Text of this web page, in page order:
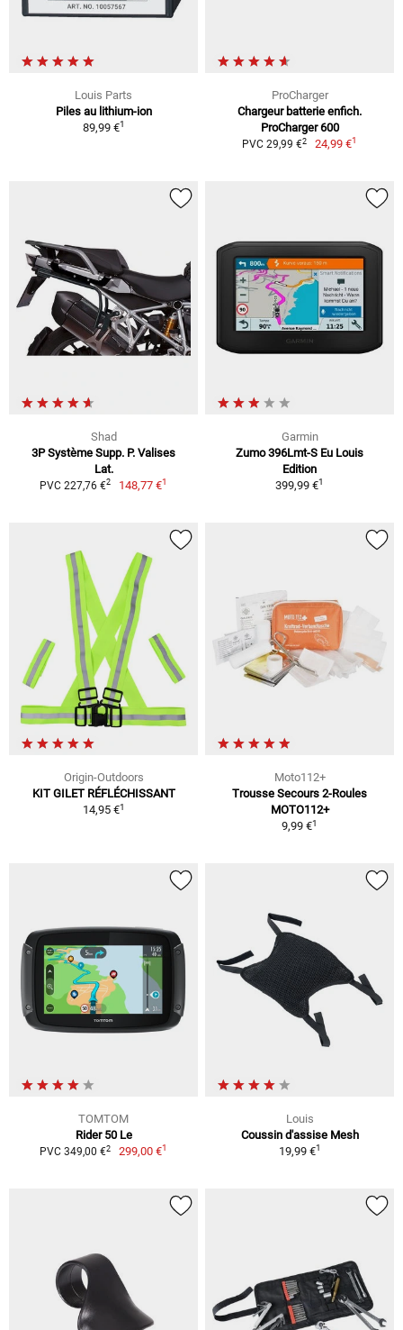
Louis Parts
Piles au lithium-ion
89,99 €1
ProCharger
Chargeur batterie enfich.
ProCharger 600
PVC 29,99 €2 24,99 €1
Shad
3P Système Supp. P. Valises
Lat.
PVC 227,76 €2 148,77 €1
Garmin
Zumo 396Lmt-S Eu Louis
Edition
399,99 €1
Origin-Outdoors
KIT GILET RÉFLÉCHISSANT
14,95 €1
Moto112+
Trousse Secours 2-Roules
MOTO112+
9,99 €1
TOMTOM
Rider 50 Le
PVC 349,00 €2 299,00 €1
Louis
Coussin d'assise Mesh
19,99 €1